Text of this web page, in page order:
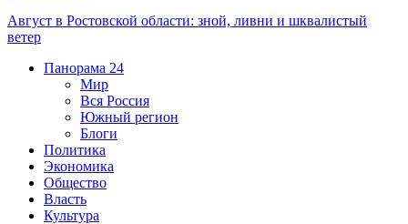
Август в Ростовской области: зной, ливни и шквалистый
ветер
Панорама 24
Мир
Вся Россия
Южный регион
Блоги
Политика
Экономика
Общество
Власть
Культура